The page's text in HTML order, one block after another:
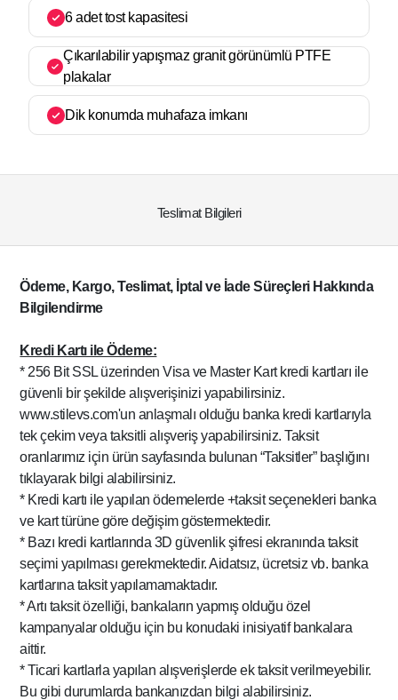
6 adet tost kapasitesi
Çıkarılabilir yapışmaz granit görünümlü PTFE
plakalar
Dik konumda muhafaza imkanı
Teslimat Bilgileri
Ödeme, Kargo, Teslimat, İptal ve İade Süreçleri Hakkında
Bilgilendirme
Kredi Kartı ile Ödeme:
* 256 Bit SSL üzerinden Visa ve Master Kart kredi kartları ile
güvenli bir şekilde alışverişinizi yapabilirsiniz.
www.stilevs.com'un anlaşmalı olduğu banka kredi kartlarıyla
tek çekim veya taksitli alışveriş yapabilirsiniz. Taksit
oranlarımız için ürün sayfasında bulunan “Taksitler” başlığını
tıklayarak bilgi alabilirsiniz.
* Kredi kartı ile yapılan ödemelerde +taksit seçenekleri banka
ve kart türüne göre değişim göstermektedir.
* Bazı kredi kartlarında 3D güvenlik şifresi ekranında taksit
seçimi yapılması gerekmektedir. Aidatsız, ücretsiz vb. banka
kartlarına taksit yapılamamaktadır.
* Artı taksit özelliği, bankaların yapmış olduğu özel
kampanyalar olduğu için bu konudaki inisiyatif bankalara
aittir.
* Ticari kartlarla yapılan alışverişlerde ek taksit verilmeyebilir.
Bu gibi durumlarda bankanızdan bilgi alabilirsiniz.